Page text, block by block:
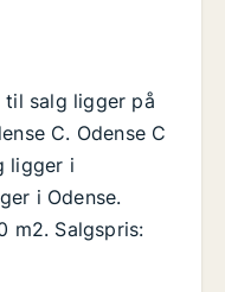
til salg ligger på
C. Odense C
ligger i
i Odense.
m2. Salgspris: